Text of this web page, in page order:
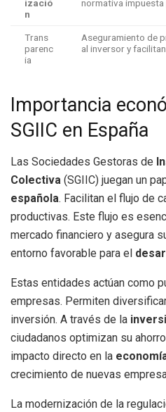
izació
n
normativa impuesta
Trans
parenc
ia
Aseguramiento de
al inversor y
Importancia
SGIIC en España
Las Sociedades Gestoras de
Colectiva (SGIIC) juegan un
española. Facilitan el flujo de
productivas. Este flujo es
mercado financiero y asegura
entorno favorable para el
Estas entidades actúan como
empresas. Permiten
inversión. A través de la
ciudadanos optimizan su
impacto directo en la
crecimiento de nuevas
La modernización de la